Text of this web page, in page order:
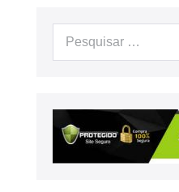
Procurar: